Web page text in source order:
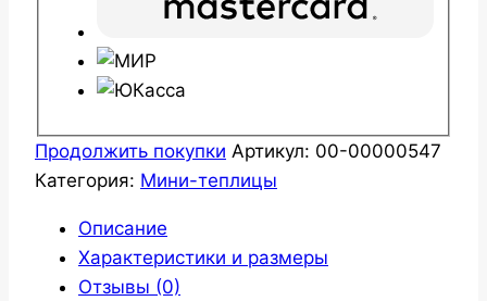
Продолжить покупки Артикул: 00-00000547
Категория: Мини-теплицы
Описание
Характеристики и размеры
Отзывы (0)